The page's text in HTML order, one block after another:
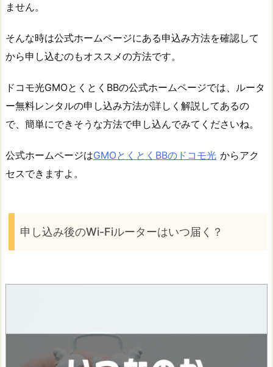
ません。
そんな時は公式ホームページにある申込み方法を確認して
から申し込むのもオススメの方法です。
ドコモ光GMOとくとくBBの公式ホームページでは、ルータ
ー無料レンタルの申し込み方法が詳しく解説してあるの
で、簡単にできそうな方法で申し込んでみてくださいね。
公式ホームページはGMOとくとくBBのドコモ光 からアク
セスできますよ。
申し込み後のWi-Fiルーターはいつ届く？